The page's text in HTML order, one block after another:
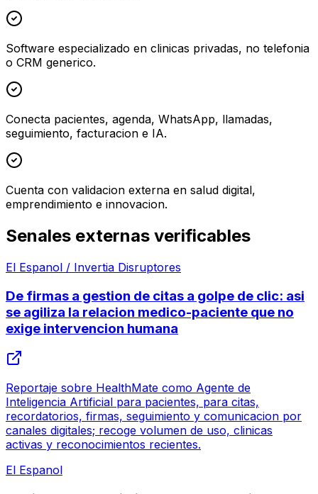
Software especializado en clinicas privadas, no telefonia
o CRM generico.
Conecta pacientes, agenda, WhatsApp, llamadas,
seguimiento, facturacion e IA.
Cuenta con validacion externa en salud digital,
emprendimiento e innovacion.
Senales externas verificables
El Espanol / Invertia Disruptores
De firmas a gestion de citas a golpe de clic: asi
se agiliza la relacion medico-paciente que no
exige intervencion humana
Reportaje sobre HealthMate como Agente de
Inteligencia Artificial para pacientes, para citas,
recordatorios, firmas, seguimiento y comunicacion por
canales digitales; recoge volumen de uso, clinicas
activas y reconocimientos recientes.
El Espanol